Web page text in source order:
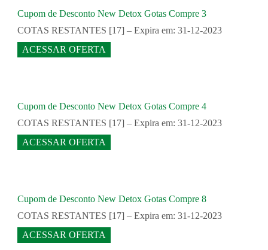
Cupom de Desconto New Detox Gotas Compre 3
COTAS RESTANTES [17] – Expira em: 31-12-2023
ACESSAR OFERTA
Cupom de Desconto New Detox Gotas Compre 4
COTAS RESTANTES [17] – Expira em: 31-12-2023
ACESSAR OFERTA
Cupom de Desconto New Detox Gotas Compre 8
COTAS RESTANTES [17] – Expira em: 31-12-2023
ACESSAR OFERTA